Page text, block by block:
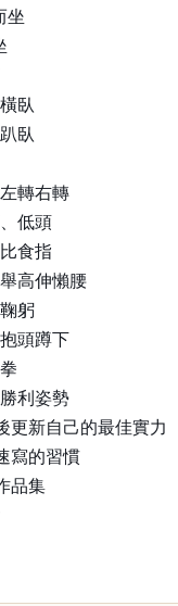
坐
臥
臥
轉右轉
低頭
食指
高伸懶腰
躬
頭蹲下
利姿勢
更新自己的最佳實力
寫的習慣
品集